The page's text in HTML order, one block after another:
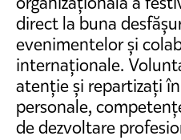
direct la buna
evenimentelor și
internaționale.
atenție și repartizați
personale,
de dezvoltare